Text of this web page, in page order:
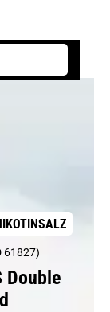
61827)
Double